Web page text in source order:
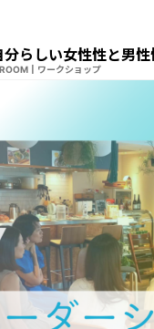
らしい女性性と男
ワークショップ